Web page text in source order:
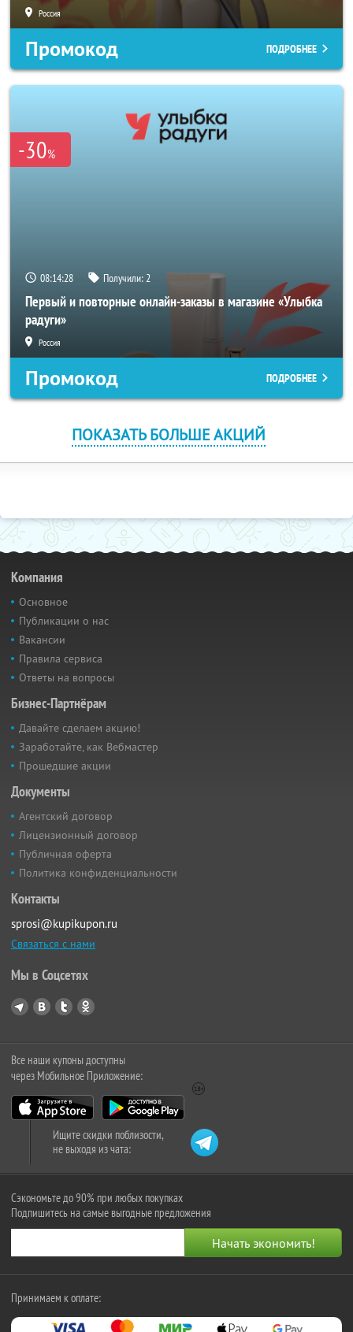
Россия
Промокод ПОДРОБНЕЕ
-30%
08:14:27 Получили:2
Первый и повторные онлайн-заказы в магазине «Улыбка
радуги»
Россия
Промокод ПОДРОБНЕЕ
ПОКАЗАТЬ БОЛЬШЕ АКЦИЙ
Компания
Основное
Публикации о нас
Вакансии
Правила сервиса
Ответы на вопросы
Бизнес-Партнёрам
Давайте сделаем акцию!
Заработайте, как Вебмастер
Прошедшие акции
Документы
Агентский договор
Лицензионный договор
Публичная оферта
Политика конфиденциальности
Контакты
sprosi@kupikupon.ru
Связаться с нами
Мы в Соцсетях
Все наши купоны доступны
через Мобильное Приложение:
Ищите скидки поблизости,
не выходя из чата:
Сэкономьте до 90% при любых покупках
Подпишитесь на самые выгодные предложения
Принимаем к оплате: